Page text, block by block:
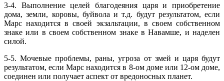
3-4. Выполнение целей благодеяния царя и приобретение
дома, земли, коровы, буйвола и т.д. будут результатом, если
Марс находится в своей экзальтации, в своем собственном
знаке или в своем собственном знаке в Навамше, и наделен
силой.
5-5. Мочевые проблемы, раны, угроза от змей и царя будут
результатом, если Марс находится в 8-ом доме или 12-ом доме,
соединен или получает аспект от вредоносных планет.